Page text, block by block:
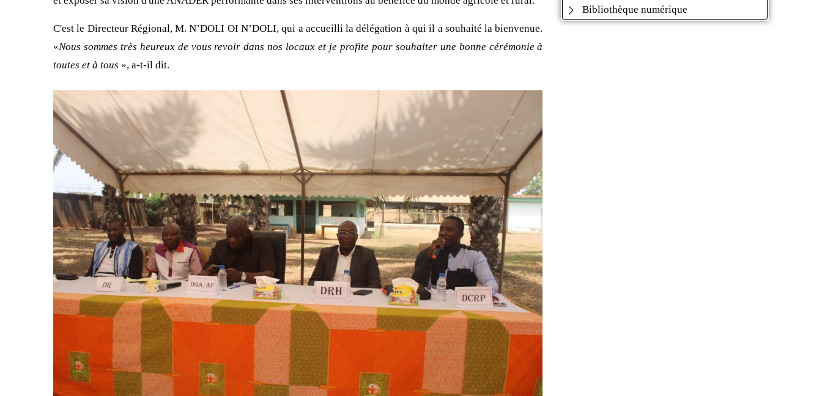
C'est le Directeur Régional, M. N’DOLI OI N’DOLI, qui a accueilli la délégation à qui il a souhaité la bienvenue.
«Nous sommes très heureux de vous revoir dans nos locaux et je profite pour souhaiter une bonne cérémonie à
toutes et à tous », a-t-il dit.
Bibliothèque numérique